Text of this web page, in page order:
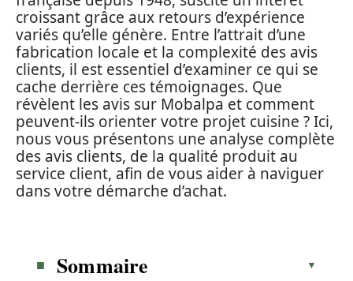
croissant grâce aux retours d’expérience
variés qu’elle génère. Entre l’attrait d’une
fabrication locale et la complexité des avis
clients, il est essentiel d’examiner ce qui se
cache derrière ces témoignages. Que
révèlent les avis sur Mobalpa et comment
peuvent-ils orienter votre projet cuisine ? Ici,
nous vous présentons une analyse complète
des avis clients, de la qualité produit au
service client, afin de vous aider à naviguer
dans votre démarche d’achat.
Sommaire